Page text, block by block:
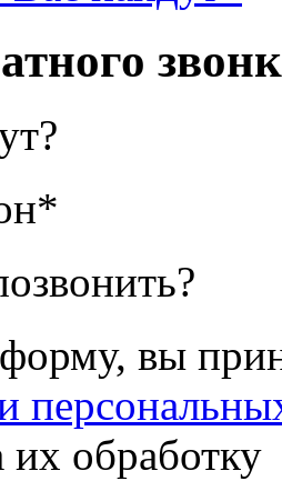
*
вы
их обработку